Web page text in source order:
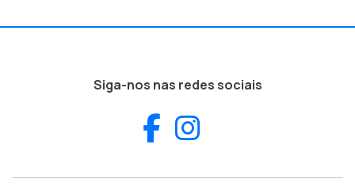
Siga-nos nas redes sociais
Facebook